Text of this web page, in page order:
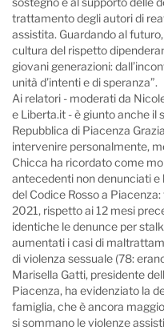
trattamento degli autori di
assistita. Guardando al
cultura del rispetto
giovani generazioni:
unità d’intenti e di speranza”.
Ai relatori - moderati da
e Liberta.it - è giunto anche il
Repubblica di Piacenza
intervenire personalmente,
Chicca ha ricordato come
antecedenti non denunciati e
del Codice Rosso a
2021, rispetto ai 12 mesi
identiche le denunce per
aumentati i casi di
di violenza sessuale (78:
Marisella Gatti, presidente
Piacenza, ha evidenziato la
famiglia, che è ancora
si sommano le violenze